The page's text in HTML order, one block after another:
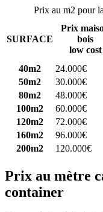
Prix au m2 pour
SURFACE
Prix
bois
low cost
40m2
24.000€
50m2
30.000€
80m2
48.000€
100m2
60.000€
120m2
72.000€
160m2
96.000€
200m2
120.000€
Prix au mètre
container